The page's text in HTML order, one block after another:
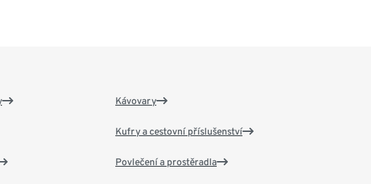
Kávovary
Kufry a cestovní příslušenství
Povlečení a prostěradla